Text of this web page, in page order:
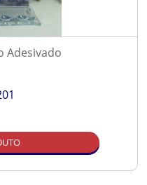
Adesivado